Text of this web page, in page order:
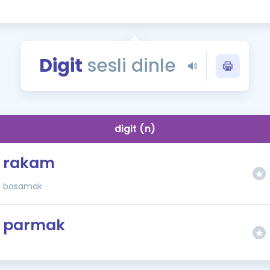
Blog
YDS - YÖKDİL
İngilizce Gramer
Digit sesli dinle
digit (n)
rakam
basamak
parmak